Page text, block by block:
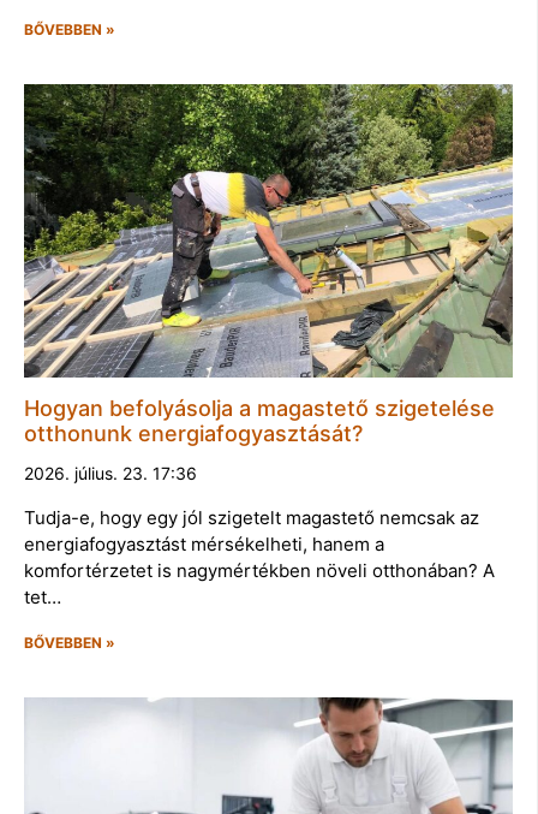
BŐVEBBEN »
Hogyan befolyásolja a magastető szigetelése
otthonunk energiafogyasztását?
2026. július. 23. 17:36
Tudja-e, hogy egy jól szigetelt magastető nemcsak az
energiafogyasztást mérsékelheti, hanem a
komfortérzetet is nagymértékben növeli otthonában? A
tet…
BŐVEBBEN »